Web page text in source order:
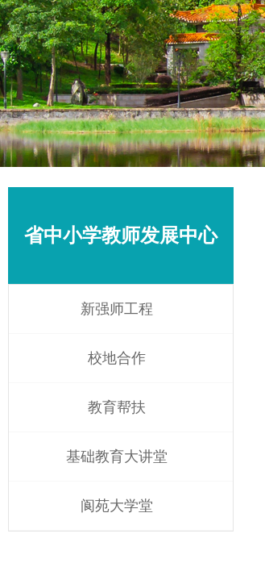
省中小学教师发展中心
新强师工程
校地合作
教育帮扶
基础教育大讲堂
阆苑大学堂